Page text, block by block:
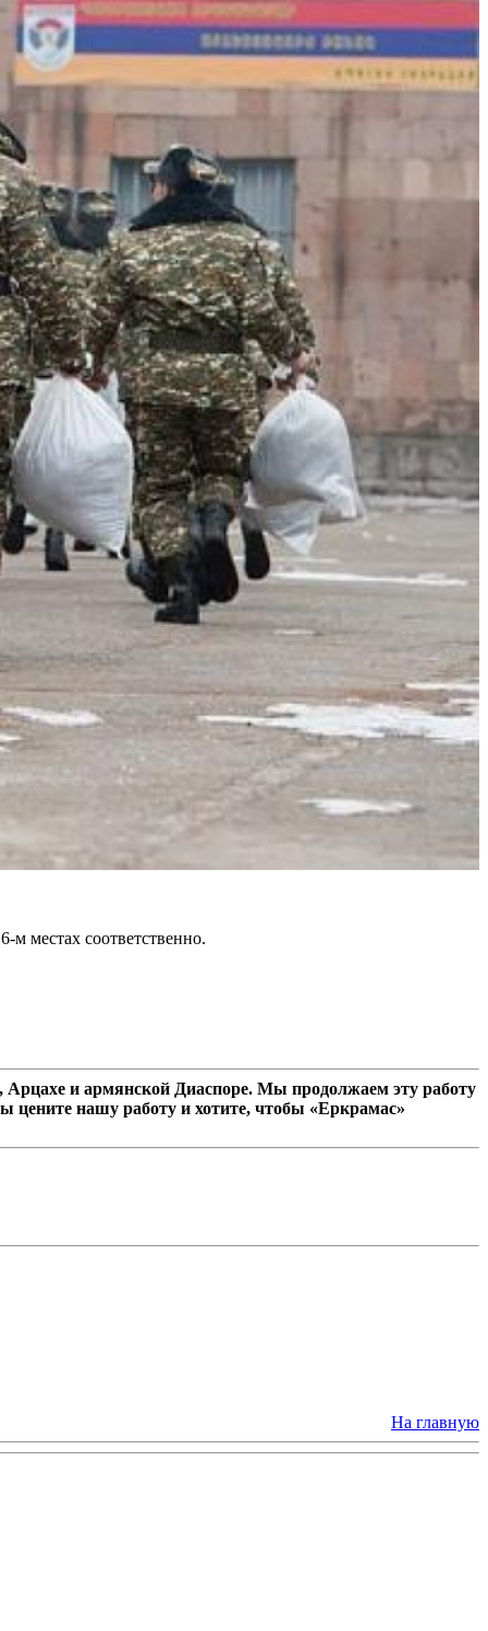
м местах соответственно.
и армянской Диаспоре. Мы продолжаем эту работу
цените нашу работу и хотите, чтобы «Еркрамас»
На главную